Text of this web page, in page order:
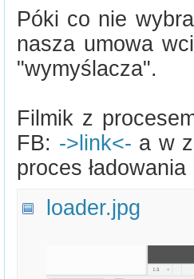
Póki co nie
nasza umowa
"wymyślacza".
Filmik z
FB: ->link<- a w
proces
loader.jpg